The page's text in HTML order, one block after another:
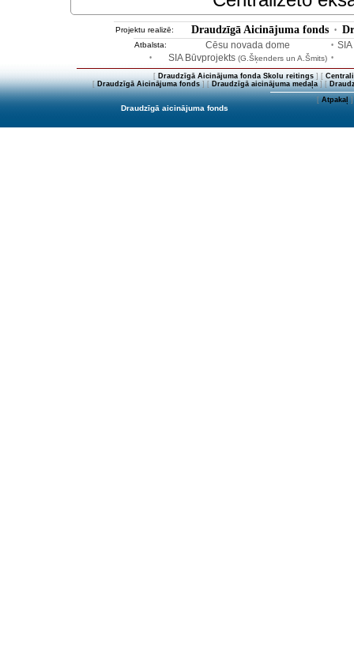
Projektu realizē: Draudzīgā Aicinājuma fonds •
Atbalsta: Cēsu novada dome •
• SIA Būvprojekts (G.Šķenders un A.Šmits) •
[ Draudzīgā Aicinājuma fonda Skolu reitings] [
[Draudzīgā Aicinājuma fonds] [Draudzīgā aicinājuma medaļa] [
[Atpakaļ]
Draudzīgā aicinājuma fonds